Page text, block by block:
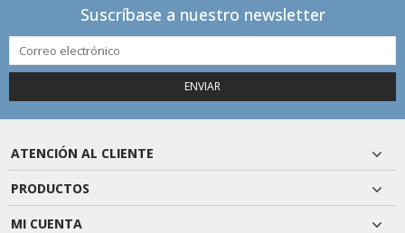
Suscríbase a nuestro newsletter
ENVIAR
ATENCIÓN AL CLIENTE
PRODUCTOS
MI CUENTA